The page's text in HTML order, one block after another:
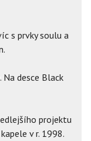
s prvky soulu a
Na desce Black
projektu
v r. 1998.